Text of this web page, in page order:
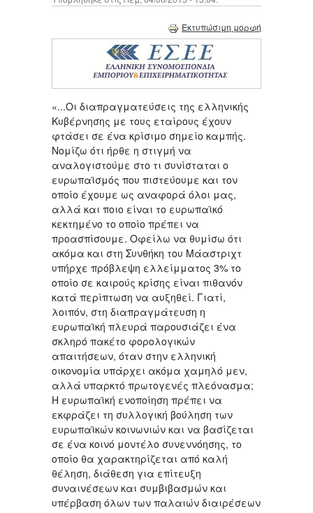
Εκτυπώσιμη μορφή
«...Οι διαπραγματεύσεις της ελληνικής
Κυβέρνησης με τους εταίρους έχουν
φτάσει σε ένα κρίσιμο σημείο καμπής.
Νομίζω ότι ήρθε η στιγμή να
αναλογιστούμε στο τι συνίσταται ο
ευρωπαϊσμός που πιστεύουμε και τον
οποίο έχουμε ως αναφορά όλοι μας,
αλλά και ποιο είναι το ευρωπαϊκό
κεκτημένο το οποίο πρέπει να
προασπίσουμε. Οφείλω να θυμίσω ότι
ακόμα και στη Συνθήκη του Μάαστριχτ
υπήρχε πρόβλεψη ελλείμματος 3% το
οποίο σε καιρούς κρίσης είναι πιθανόν
κατά περίπτωση να αυξηθεί. Γιατί,
λοιπόν, στη διαπραγμάτευση η
ευρωπαϊκή πλευρά παρουσιάζει ένα
σκληρό πακέτο φορολογικών
απαιτήσεων, όταν στην ελληνική
οικονομία υπάρχει ακόμα χαμηλό μεν,
αλλά υπαρκτό πρωτογενές πλεόνασμα;
Η ευρωπαϊκή ενοποίηση πρέπει να
εκφράζει τη συλλογική βούληση των
ευρωπαϊκών κοινωνιών και να βασίζεται
σε ένα κοινό μοντέλο συνεννόησης, το
οποίο θα χαρακτηρίζεται από καλή
θέληση, διάθεση για επίτευξη
συναινέσεων και συμβιβασμών και
υπέρβαση όλων των παλαιών διαιρέσεων